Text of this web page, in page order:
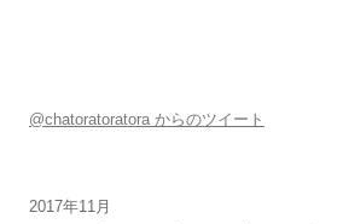
@chatoratoratora からのツイート
2017年11月